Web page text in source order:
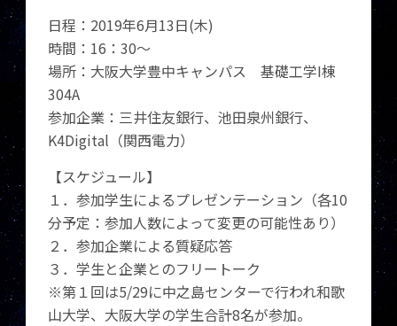
日程：2019年6月13日(木)
時間：16：30〜
場所：大阪大学豊中キャンパス 基礎工学I棟
304A
参加企業：三井住友銀行、池田泉州銀行、
K4Digital（関西電力）
【スケジュール】
１．参加学生によるプレゼンテーション（各10
分予定：参加人数によって変更の可能性あり）
２．参加企業による質疑応答
３．学生と企業とのフリートーク
※第１回は5/29に中之島センターで行われ和歌
山大学、大阪大学の学生合計8名が参加。